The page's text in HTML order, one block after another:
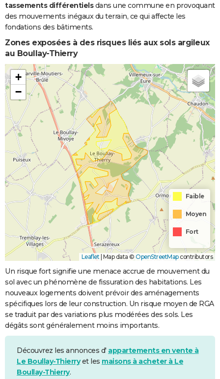
tassements différentielsdans une commune en provoquant
des mouvements inégaux du terrain, ce qui affecte les
fondations des bâtiments.
Zones exposées à des risques liés aux sols argileux
au Boullay-Thierry
+
−
Faible
Moyen
Fort
Leaflet | Map data © OpenStreetMapcontributors
Un risque fort signifie une menace accrue de mouvement du
sol avec un phénomène de fissuration des habitations. Les
nouveaux logements doivent prévoir des aménagements
spécifiques lors de leur construction. Un risque moyen de RGA
se traduit par des variations plus modérées des sols. Les
dégâts sont généralement moins importants.
Découvrez les annonces d' appartements en vente à
Le Boullay-Thierryet les maisons à acheter à Le
Boullay-Thierry.